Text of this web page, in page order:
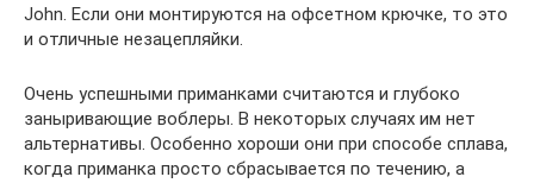
John. Если они монтируются на офсетном крючке, то это
и отличные незацепляйки.
Очень успешными приманками считаются и глубоко
заныривающие воблеры. В некоторых случаях им нет
альтернативы. Особенно хороши они при способе сплава,
когда приманка просто сбрасывается по течению, а